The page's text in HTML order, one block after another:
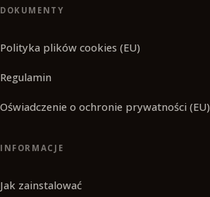
DOKUMENTY
Polityka plików cookies (EU)
Regulamin
Oświadczenie o ochronie prywatności (EU)
INFORMACJE
Jak zainstalować